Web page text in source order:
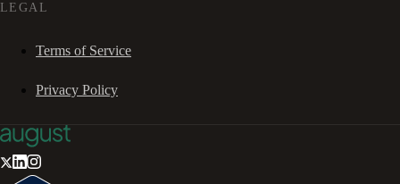
LEGAL
Terms of Service
Privacy Policy